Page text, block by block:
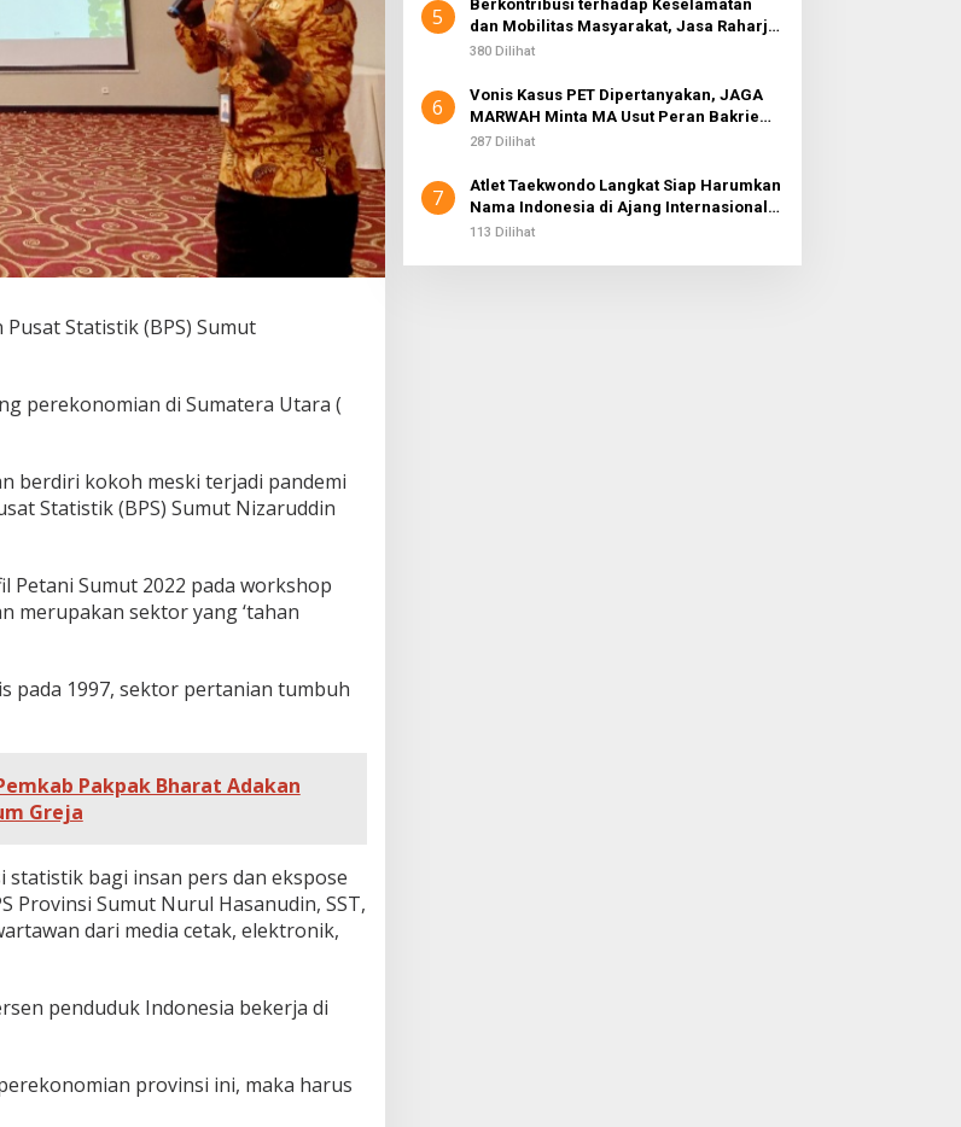
Pusat Statistik (BPS) Sumut
perekonomian di Sumatera Utara (
berdiri kokoh meski terjadi pandemi
Statistik (BPS) Sumut Nizaruddin
Petani Sumut 2022 pada workshop
merupakan sektor yang ‘tahan
pada 1997, sektor pertanian tumbuh
Pakpak Bharat Adakan
Greja
bagi insan pers dan ekspose
Provinsi Sumut Nurul Hasanudin, SST,
dari media cetak, elektronik,
penduduk Indonesia bekerja di
provinsi ini, maka harus
5
Berkontribusi terhadap Keselamatan
dan Mobilitas Masyarakat, Jasa Raharja
Raih Penghargaan di Ajang Transportasi
380 Dilihat
6
Vonis Kasus PET Dipertanyakan, JAGA
MARWAH Minta MA Usut Peran Bakrie
Group
287 Dilihat
7
Atlet Taekwondo Langkat Siap Harumkan
Nama Indonesia di Ajang Internasional
G2 Asian
113 Dilihat